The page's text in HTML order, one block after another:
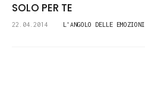
SOLO PER TE
22.04.2014 L'ANGOLO DELLE EMOZIONI